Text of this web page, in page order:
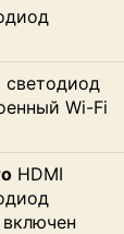
светодиод
Wi-Fi
HDMI